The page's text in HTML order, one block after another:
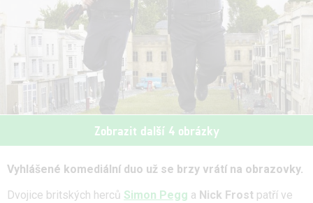
Zobrazit další 4 obrázky
Vyhlášené komediální duo už se brzy vrátí na obrazovky.
Dvojice britských herců Simon Pegg a Nick Frost patří ve